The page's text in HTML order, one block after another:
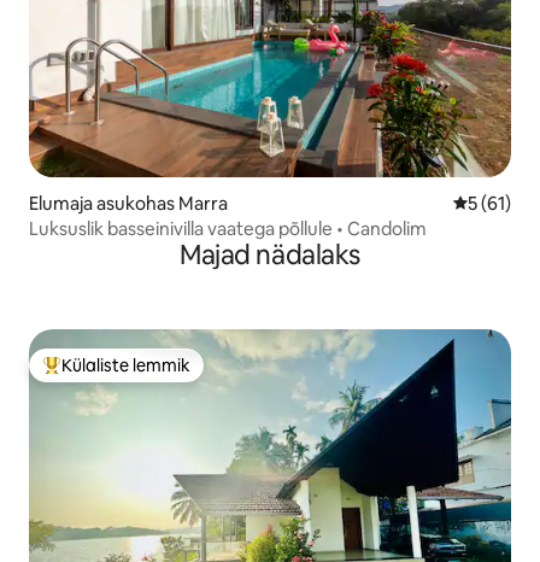
Elumaja asukohas Marra Keskmine
5 (61)
Luksuslik basseinivilla vaatega põllule • Candolim
Majad nädalaks
Külaliste suur lemmik
Külaliste lemmik